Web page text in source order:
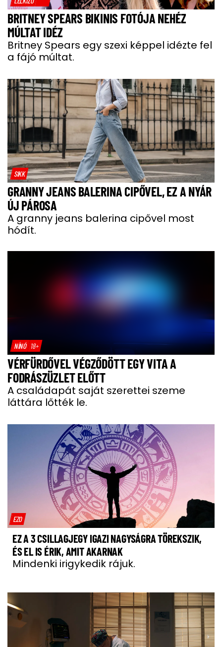
BRITNEY SPEARS BIKINIS FOTÓJA NEHÉZ
MÚLTAT IDÉZ
Britney Spears egy szexi képpel idézte fel
a fájó múltat.
SIKK
GRANNY JEANS BALERINA CIPŐVEL, EZ A NYÁR
ÚJ PÁROSA
A granny jeans balerina cipővel most
hódít.
NÍNÓ 18+
VÉRFÜRDŐVEL VÉGZŐDÖTT EGY VITA A
FODRÁSZÜZLET ELŐTT
A családapát saját szerettei szeme
láttára lőtték le.
EZO
EZ A 3 CSILLAGJEGY IGAZI NAGYSÁGRA TÖREKSZIK,
ÉS EL IS ÉRIK, AMIT AKARNAK
Mindenki irigykedik rájuk.